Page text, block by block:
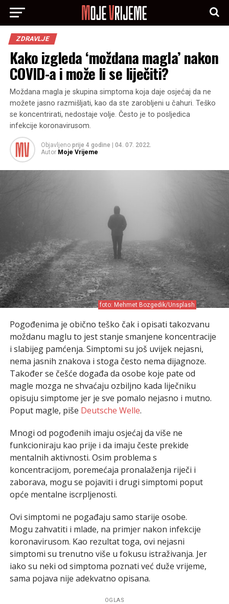
ZDRAVLJE
Kako izgleda ‘moždana magla’ nakon
COVID-a i može li se liječiti?
Moždana magla je skupina simptoma koja daje osjećaj da ne
možete jasno razmišljati, kao da ste zarobljeni u čahuri. Teško
se koncentrirati, nedostaje volje. Često je to posljedica
infekcije koronavirusom.
Objavljeno prije 4 godine
04. 07. 2022.
Autor Moje Vrijeme
foto: Mehmet Bozgedik/Unsplash
Pogođenima je obično teško čak i opisati takozvanu
moždanu maglu to jest stanje smanjene koncentracije
i slabijeg pamćenja. Simptomi su još uvijek nejasni,
nema jasnih znakova i stoga često nema dijagnoze.
Također se češće događa da osobe koje pate od
magle mozga ne shvaćaju ozbiljno kada liječniku
opisuju simptome jer je sve pomalo nejasno i mutno.
Poput magle, piše Deutsche Welle.
Mnogi od pogođenih imaju osjećaj da više ne
funkcioniraju kao prije i da imaju česte prekide
mentalnih aktivnosti. Osim problema s
koncentracijom, poremećaja pronalaženja riječi i
zaborava, mogu se pojaviti i drugi simptomi poput
opće mentalne iscrpljenosti.
Ovi simptomi ne pogađaju samo starije osobe.
Mogu zahvatiti i mlade, na primjer nakon infekcije
koronavirusom. Kao rezultat toga, ovi nejasni
simptomi su trenutno više u fokusu istraživanja. Jer
iako su neki od simptoma poznati već duže vrijeme,
sama pojava nije adekvatno opisana.
OGLAS